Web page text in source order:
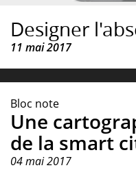
Designer
11 mai 2017
Bloc note
Une
de la smart
04 mai 2017